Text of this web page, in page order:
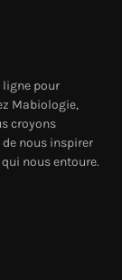
ligne pour
Mabiologie,
croyons
nous inspirer
nous entoure.